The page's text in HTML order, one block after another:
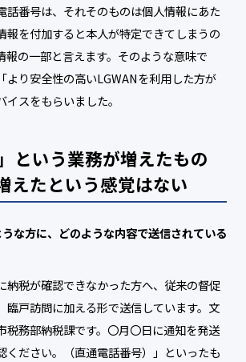
話番号は、それそのものは個人情報にあた
報を付加すると本人が特定できてしまうの
報の一部と言えます。そのような意味で
より安全性の高いLGWANを利用した方が
スをもらいました。
という業務が増えたもの
えたという感覚はない
な方に、どのような内容で送信されている
納税が確認できなかった方へ、従来の督促
臨戸訪問に加える形で送信しています。文
税務部納税課です。〇月〇日に通知を発送
ください。（直通電話番号）」といったも